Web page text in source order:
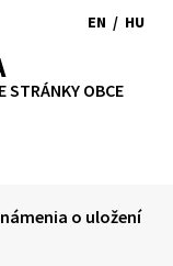
písmapísma
EN
to
/ HU
STRÁNKY OBCE
o uložení